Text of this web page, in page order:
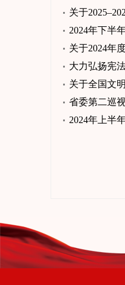
关于
2024年下半
关于2024年
大力弘扬宪
关于全国文
省委第二巡
2024年上半